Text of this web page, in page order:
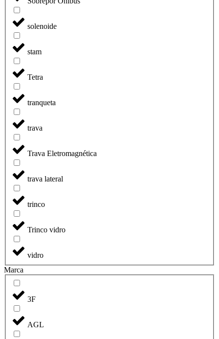
solenoide
stam
Tetra
tranqueta
trava
Trava Eletromagnética
trava lateral
trinco
Trinco vidro
vidro
Marca
3F
AGL